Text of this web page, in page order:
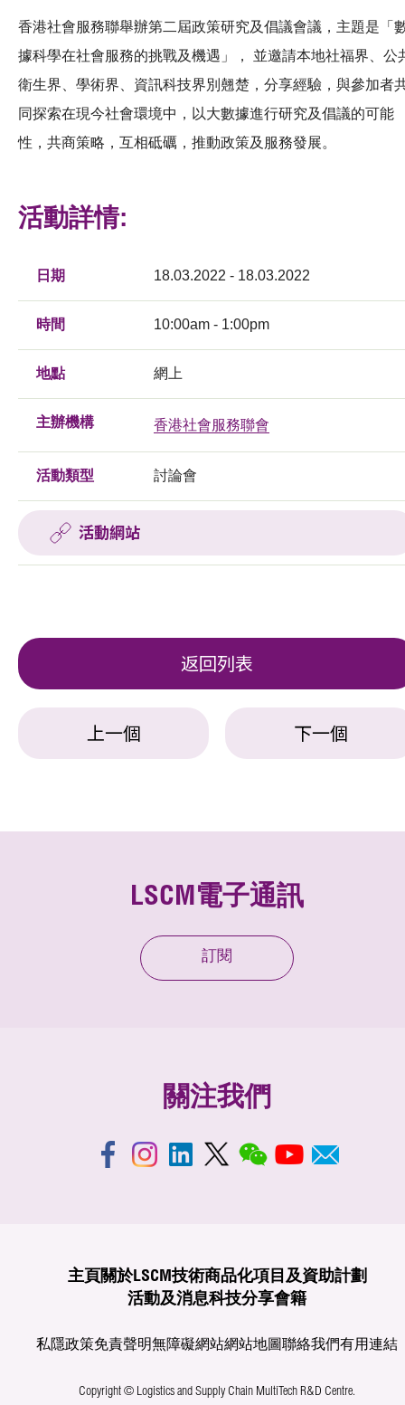
科技分享
會籍
香港社會服務聯舉辦第二屆政策研究及倡議會議，主題是「
據科學在社會服務的挑戰及機遇」， 並邀請本地社福界、公
衛生界、學術界、資訊科技界別翹楚，分享經驗，與參加者
同探索在現今社會環境中，以大數據進行研究及倡議的可能
性，共商策略，互相砥礪，推動政策及服務發展。
活動詳情:
日期 18.03.2022 - 18.03.2022
時間 10:00am - 1:00pm
地點 網上
主辦機構 香港社會服務聯會
活動類型 討論會
活動網站
返回列表
上一個 下一個
LSCM電子通訊
訂閱
關注我們
主頁 關於LSCM技術商品化項目及資助計劃
活動及消息科技分享會籍
私隱政策免責聲明無障礙網站網站地圖聯絡我們有用連結
Copyright © Logistics and Supply Chain MultiTech R&D Centre.